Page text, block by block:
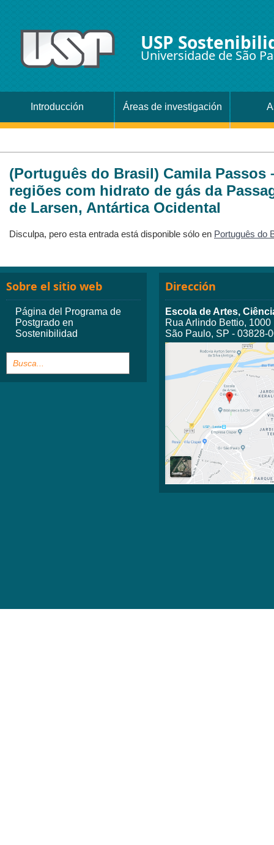
USP
Universidade de São
Introducción Áreas de investigación
(Português do Brasil) Camila Passos
regiões com hidrato de gás da
de Larsen, Antártica Ocidental
Disculpa, pero esta entrada está disponible sólo en Português do
Sobre el sitio web
Página del Programa de
Postgrado en
Sostenibilidad
Dirección
Escola de Artes,
Rua Arlindo Bettio, 1000
São Paulo, SP - 03828-